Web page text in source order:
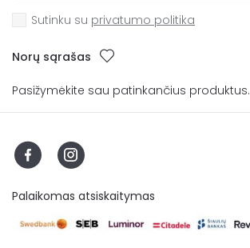
Sutinku su privatumo politika
Norų sąrašas
Pasižymėkite sau patinkančius produktus.
Palaikomas atsiskaitymas